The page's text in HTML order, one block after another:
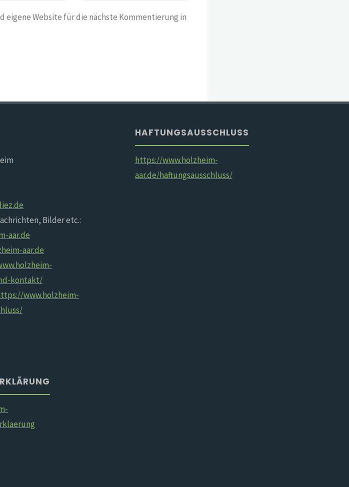
eigene Website für die nächste Kommentierung in
Bilder etc.:
aar.de
aar.de
kontakt/
www.holzheim-
HAFTUNGSAUSSCHLUSS
https://www.holzheim-
aar.de/haftungsausschluss/